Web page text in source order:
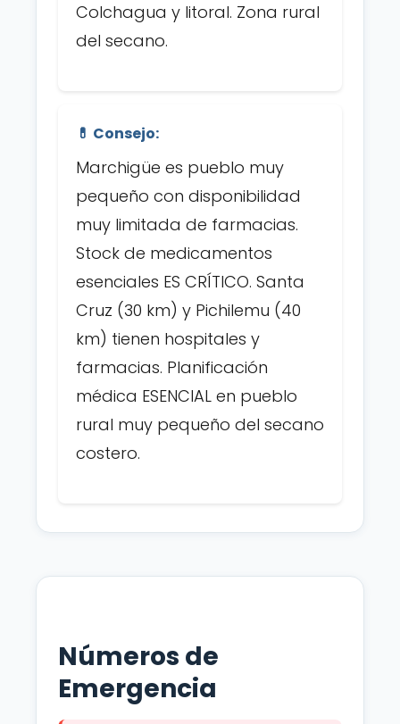
Colchagua y litoral. Zona rural
del secano.
💊 Consejo:
Marchigüe es pueblo muy
pequeño con disponibilidad
muy limitada de farmacias.
Stock de medicamentos
esenciales ES CRÍTICO. Santa
Cruz (30 km) y Pichilemu (40
km) tienen hospitales y
farmacias. Planificación
médica ESENCIAL en pueblo
rural muy pequeño del secano
costero.
Números de
Emergencia